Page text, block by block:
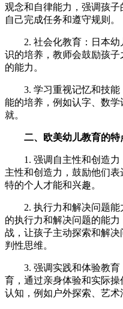
观念和自律能力，强调孩
自己完成任务和遵守规则。
2. 社会化教育：日本幼
识的培养，教师会鼓励孩
的能力。
3. 学习重视记忆和技能
能的培养，例如认字、数
就。
二、欧美幼儿教育的特
1. 强调自主性和创造力
主性和创造力，鼓励他们
特的个人才能和兴趣。
2. 执行力和解决问题能
的执行力和解决问题的能
战，让孩子主动探索和解
判性思维。
3. 强调实践和体验教育
育，通过亲身体验和实际
认知，例如户外探索、艺术